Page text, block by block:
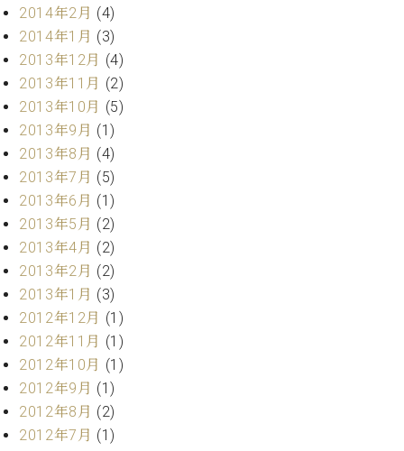
ア
ク
ス
お
問
い
合
せ
ア
テ
ィ
ス
ト
カ
ス
タ
マ
ー
2014年2月 (4)
2014年1月 (3)
2013年12月 (4)
2013年11月 (2)
2013年10月 (5)
2013年9月 (1)
2013年8月 (4)
2013年7月 (5)
2013年6月 (1)
2013年5月 (2)
2013年4月 (2)
2013年2月 (2)
2013年1月 (3)
2012年12月 (1)
2012年11月 (1)
2012年10月 (1)
2012年9月 (1)
2012年8月 (2)
2012年7月 (1)